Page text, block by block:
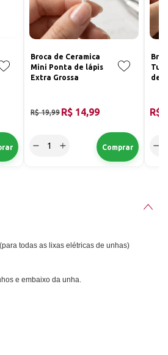
Broca de Ceramica
Mini Ponta de lápis
Extra Grossa
R$ 19,99 R$ 14,99
de
R$
todas as lixas elétricas de unhas)
e embaixo da unha.